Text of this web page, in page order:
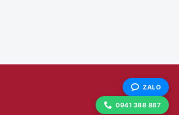
ZALO
0941 388 887